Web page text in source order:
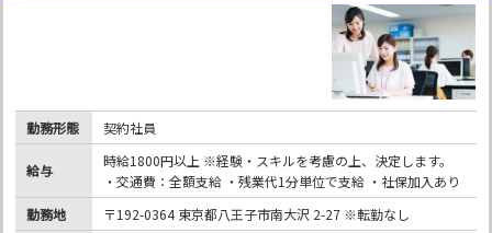
勤務形態 契約社員
給与
時給1800円以上 ※経験・スキルを考慮の上、決定します。
・交通費：全額支給 ・残業代1分単位で支給 ・社保加入あり
勤務地
〒192-0364 東京都八王子市南大沢 2-27 ※転勤なし